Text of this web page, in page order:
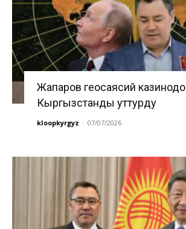
Жапаров геосаясий казинодо
Кыргызстанды уттурду
kloopkyrgyz - 07/07/2026